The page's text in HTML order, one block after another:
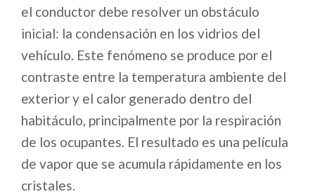
el conductor debe resolver un obstáculo
inicial: la condensación en los vidrios del
vehículo. Este fenómeno se produce por el
contraste entre la temperatura ambiente del
exterior y el calor generado dentro del
habitáculo, principalmente por la respiración
de los ocupantes. El resultado es una película
de vapor que se acumula rápidamente en los
cristales.